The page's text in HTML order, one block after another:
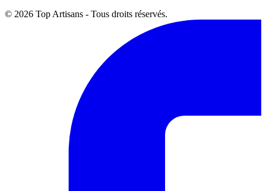
© 2026 Top Artisans - Tous droits réservés.